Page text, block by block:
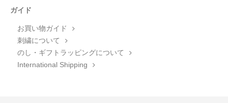
ガイド
お買い物ガイド
刺繍について
のし・ギフトラッピングについて
International Shipping